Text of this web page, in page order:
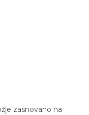
zasnovano na